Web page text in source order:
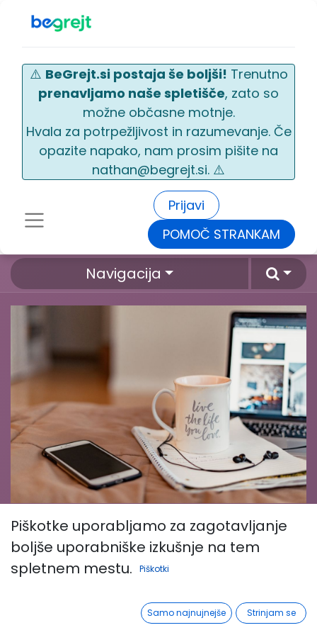
Prijavi
POMOČ STRANKAM
⚠️ BeGrejt.si postaja še boljši! Trenutno
prenavljamo naše spletišče, zato so
možne občasne motnje.
Hvala za potrpežljivost in razumevanje. Če
opazite napako, nam prosim pišite na
nathan@begrejt.si. ⚠️
Navigacija
test related course 3
Več
Piškotke uporabljamo za zagotavljanje
boljše uporabniške izkušnje na tem
spletnem mestu.
Piškotki
Samo najnujnejše Strinjam se